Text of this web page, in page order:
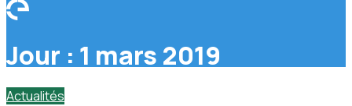
Jour : 1 mars 2019
Actualités